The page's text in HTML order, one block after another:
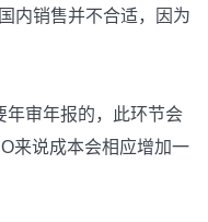
内销售并不合适，因为
审年报的，此环节会
来说成本会相应增加一